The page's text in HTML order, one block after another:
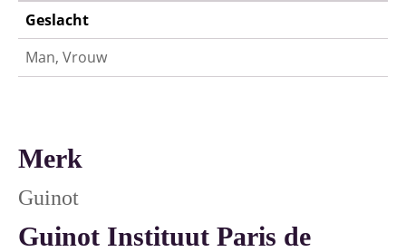
Geslacht
Man, Vrouw
Merk
Guinot
Guinot Instituut Paris de